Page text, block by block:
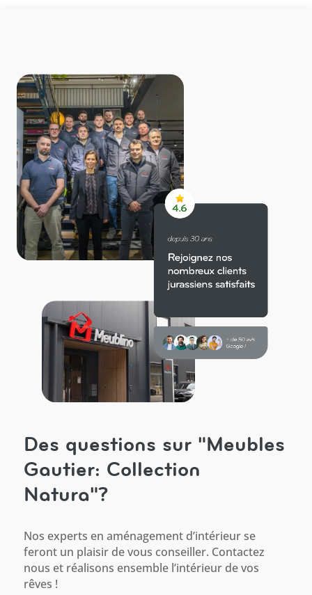
Des questions sur "Meubles
Gautier: Collection
Natura"?
Nos experts en aménagement d’intérieur se
feront un plaisir de vous conseiller. Contactez
nous et réalisons ensemble l’intérieur de vos
rêves !